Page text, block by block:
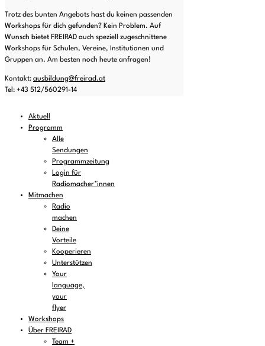
Trotz des bunten Angebots hast du keinen passenden
Workshops für dich gefunden? Kein Problem. Auf
Wunsch bietet FREIRAD auch speziell zugeschnittene
Workshops für Schulen, Vereine, Institutionen und
Gruppen an. Am besten noch heute anfragen!
Kontakt: ausbildung@freirad.at
Tel: +43 512/560291-14
Aktuell
Programm
Alle
Sendungen
Programmzeitung
Login für
Radiomacher*innen
Mitmachen
Radio
machen
Deine
Vorteile
Kooperieren
Unterstützen
Your
language,
your
flyer
Workshops
Über FREIRAD
Team +